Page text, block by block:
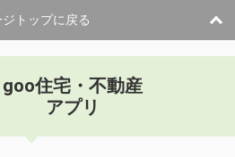
トップに戻る
goo住宅・不動産
アプリ